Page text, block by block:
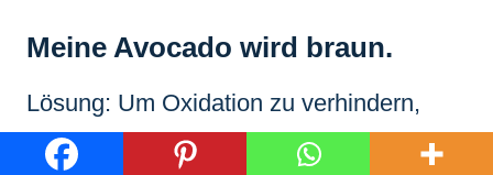
Meine Avocado wird braun.
Lösung: Um Oxidation zu verhindern,
würze das Avocado-Mus sofort nach dem